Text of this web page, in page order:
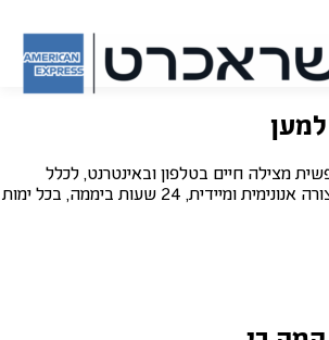
מצילה חיים בטלפון ובאינטרנט, לכלל
הציבור על כל מגזריו, בצורה אנונימית ומיידית, 24 שעות ביממה, בכל ימות